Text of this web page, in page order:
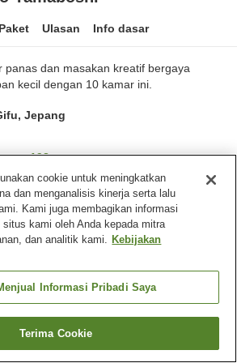
Ulasan Info dasar
panas dan masakan kreatif bergaya
kecil dengan 10 kamar ini.
Jepang
198
Spa / Salon kecantikan
Toko
Gifu
Kota Takayama
Cari kamar
cookie untuk meningkatkan
dan menganalisis kinerja serta lalu
Kami juga membagikan informasi
situs kami oleh Anda kepada mitra
dan analitik kami. Kebijakan
Informasi Pribadi Saya
Terima Cookie